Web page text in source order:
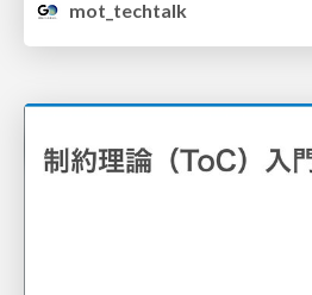
mot_techtalk